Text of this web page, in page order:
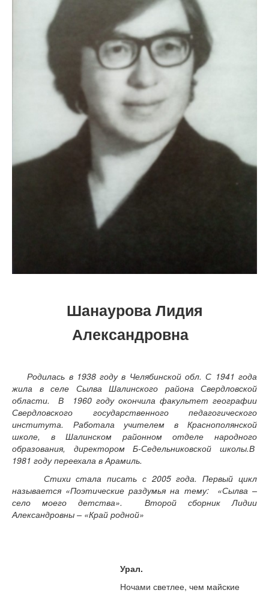
Шанаурова Лидия
Александровна
Родилась в 1938 году в Челябинской обл. С 1941 года
жила в селе Сылва Шалинского района Свердловской
области.
В
1960 году окончила факультет географии
Свердловского государственного педагогического
института. Работала учителем в Краснополянской
школе, в Шалинском районном отделе народного
образования, директором Б-Седельниковской школы.В
1981 году переехала в Арамиль.
Стихи стала писать с 2005 года. Первый цикл
называется «Поэтические раздумья на тему:
«Сылва –
село моего детства». Второй сборник Лидии
Александровны – «Край родной»
Урал.
Ночами светлее, чем майские